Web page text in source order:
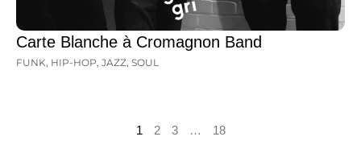
Carte Blanche à Cromagnon Band
FUNK, HIP-HOP, JAZZ, SOUL
1 2 3 … 18